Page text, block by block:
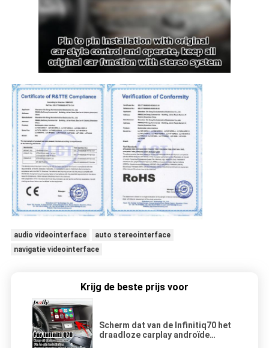
audio videointerface
auto stereointerface
navigatie videointerface
Krijg de beste prijs voor
Scherm dat van de Infinitiq70 het
draadloze carplay androïde